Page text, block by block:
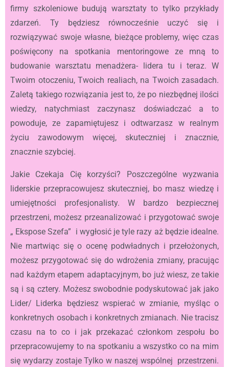
firmy szkoleniowe budują warsztaty to tylko przykłady
zdarzeń. Ty będziesz równocześnie uczyć się i
rozwiązywać swoje własne, bieżące problemy, więc czas
poświęcony na spotkania mentoringowe ze mną to
budowanie warsztatu menadżera- lidera tu i teraz. W
Twoim otoczeniu, Twoich realiach, na Twoich zasadach.
Zaletą takiego rozwiązania jest to, że po niezbędnej ilości
wiedzy, natychmiast zaczynasz doświadczać a to
powoduje, ze zapamiętujesz i odtwarzasz w realnym
życiu zawodowym więcej, skuteczniej i znacznie,
znacznie szybciej.
Jakie Czekaja Cię korzyści? Poszczególne wyzwania
liderskie przepracowujesz skuteczniej, bo masz wiedzę i
umiejętności profesjonalisty. W bardzo bezpiecznej
przestrzeni, możesz przeanalizować i przygotować swoje
„ Ekspose Szefa” i wygłosić je tyle razy aż będzie idealne.
Nie martwiąc się o ocenę podwładnych i przełożonych,
możesz przygotować się do wdrożenia zmiany, pracując
nad każdym etapem adaptacyjnym, bo już wiesz, ze takie
są i są cztery. Możesz swobodnie podyskutować jak jako
Lider/ Liderka będziesz wspierać w zmianie, myśląc o
konkretnych osobach i konkretnych zmianach. Nie tracisz
czasu na to co i jak przekazać członkom zespołu bo
przepracowujemy to na spotkaniu a wszystko co na mim
się wydarzy zostaje Tylko w naszej wspólnej przestrzeni.